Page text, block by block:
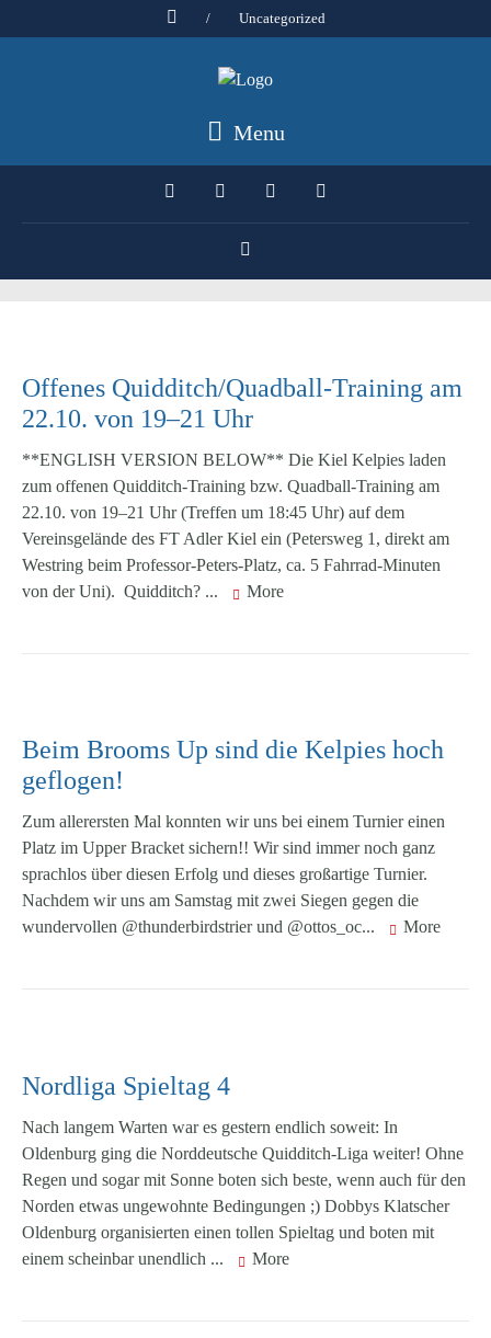
/ Uncategorized
Menu
Offenes Quidditch/Quadball-Training am
22.10. von 19–21 Uhr
**ENGLISH VERSION BELOW** Die Kiel Kelpies laden
zum offenen Quidditch-Training bzw. Quadball-Training am
22.10. von 19–21 Uhr (Treffen um 18:45 Uhr) auf dem
Vereinsgelände des FT Adler Kiel ein (Petersweg 1, direkt am
Westring beim Professor-Peters-Platz, ca. 5 Fahrrad-Minuten
von der Uni). Quidditch? ...
More
Beim Brooms Up sind die Kelpies hoch
geflogen!
Zum allerersten Mal konnten wir uns bei einem Turnier einen
Platz im Upper Bracket sichern!! Wir sind immer noch ganz
sprachlos über diesen Erfolg und dieses großartige Turnier.
Nachdem wir uns am Samstag mit zwei Siegen gegen die
wundervollen @thunderbirdstrier und @ottos_oc...
More
Nordliga Spieltag 4
Nach langem Warten war es gestern endlich soweit: In
Oldenburg ging die Norddeutsche Quidditch-Liga weiter! Ohne
Regen und sogar mit Sonne boten sich beste, wenn auch für den
Norden etwas ungewohnte Bedingungen ;) Dobbys Klatscher
Oldenburg organisierten einen tollen Spieltag und boten mit
einem scheinbar unendlich ...
More